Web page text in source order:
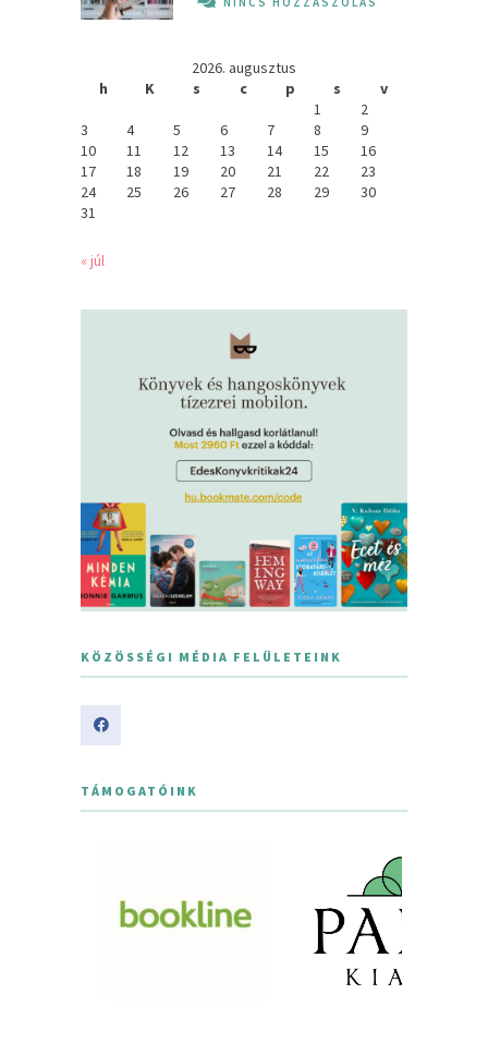
2026. augusztus
h
K s c p s
v
1
2
3
4 5 6 7 8
9
10
11 12 13 14 15
16
17
18 19 20 21 22
23
24
25 26 27 28 29
30
31
« júl
KÖZÖSSÉGI MÉDIA FELÜLETEINK
TÁMOGATÓINK